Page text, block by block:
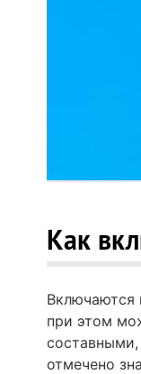
Как
Включаются
при этом
составными,
отмечено